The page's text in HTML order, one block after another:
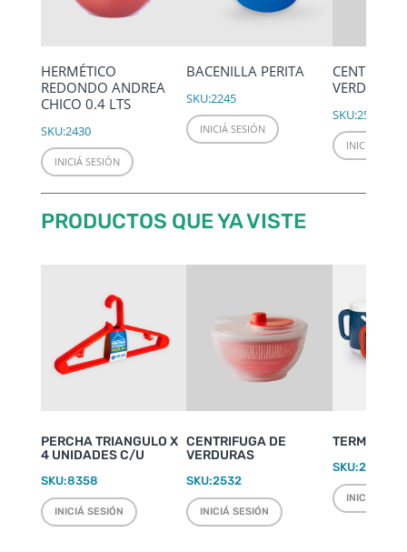
HERMÉTICO
REDONDO ANDREA
CHICO 0.4 LTS
SKU:2430
INICIÁ SESIÓN
BACENILLA PERITA
SKU:2245
INICIÁ SESIÓN
VERDURAS
SKU:2532
INICIÁ
PRODUCTOS QUE YA VISTE
PERCHA TRIANGULO X
4 UNIDADES C/U
SKU:8358
INICIÁ SESIÓN
CENTRIFUGA DE
VERDURAS
SKU:2532
INICIÁ SESIÓN
TERMO
SKU:2220
INICIÁ